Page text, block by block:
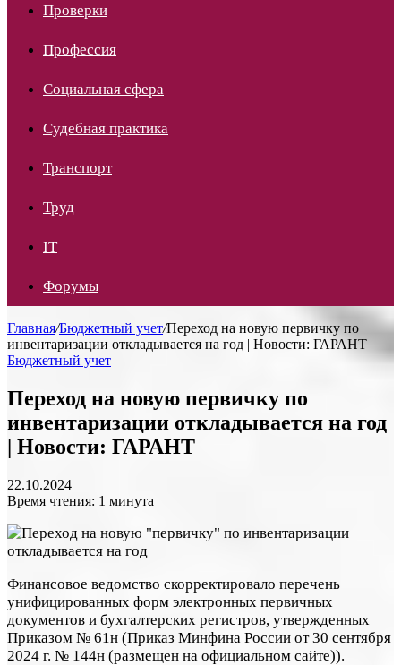
Проверки
Профессия
Социальная сфера
Судебная практика
Транспорт
Труд
IT
Форумы
Главная/Бюджетный учет/Переход на новую первичку по
инвентаризации откладывается на год | Новости: ГАРАНТ
Бюджетный учет
Переход на новую первичку по
инвентаризации откладывается на год
| Новости: ГАРАНТ
22.10.2024
Время чтения: 1 минута
Финансовое ведомство скорректировало перечень
унифицированных форм электронных первичных
документов и бухгалтерских регистров, утвержденных
Приказом № 61н (Приказ Минфина России от 30 сентября
2024 г. № 144н (размещен на официальном сайте)).